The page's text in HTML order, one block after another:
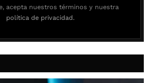
acepta nuestros términos y nuestra
política de privacidad.